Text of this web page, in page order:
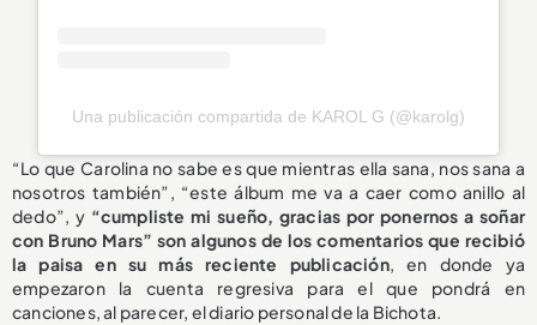
Una publicación compartida de KAROL G (@karolg)
“Lo que Carolina no sabe es que mientras ella sana, nos sana a
nosotros también”, “este álbum me va a caer como anillo al
dedo”, y “cumpliste mi sueño, gracias por ponernos a soñar
con Bruno Mars” son algunos de los comentarios que recibió
la paisa en su más reciente publicación, en donde ya
empezaron la cuenta regresiva para el que pondrá en
canciones, al parecer, el diario personal de la Bichota.